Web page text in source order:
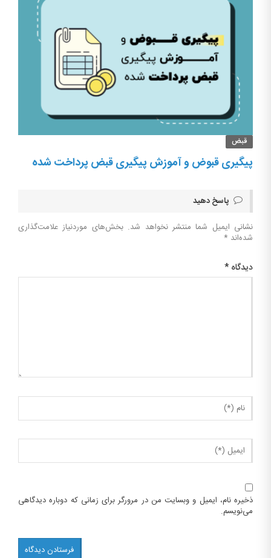
قبض
پیگیری قبوض و آموزش پیگیری قبض پرداخت شده
پاسخ دهید
نشانی ایمیل شما منتشر نخواهد شد. بخش‌های موردنیاز علامت‌گذاری
شده‌اند *
دیدگاه *
ذخیره نام، ایمیل و وبسایت من در مرورگر برای زمانی که دوباره دیدگاهی
می‌نویسم.